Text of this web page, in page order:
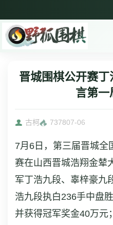
晋城围棋公开赛
言第一
古柯 737807-06
7月6日，第三届晋城全
赛在山西晋城浩翔金辇
军丁浩九段、辜梓豪九
浩九段执白236手中盘
并获得冠军奖金40万元